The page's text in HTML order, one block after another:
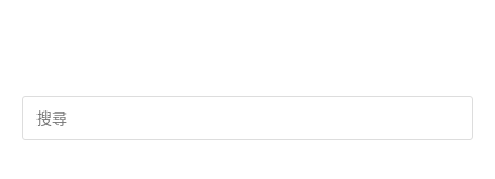
Search
for: